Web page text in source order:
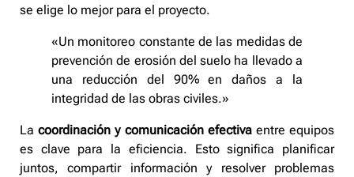
se elige lo mejor para el proyecto.
«Un monitoreo constante de las medidas de
prevención de erosión del suelo ha llevado a
una reducción del 90% en daños a la
integridad de las obras civiles.»
Lacoordinación y comunicación efectivaentre equipos
es clave para la eficiencia. Esto significa planificar
juntos, compartir información y resolver problemas